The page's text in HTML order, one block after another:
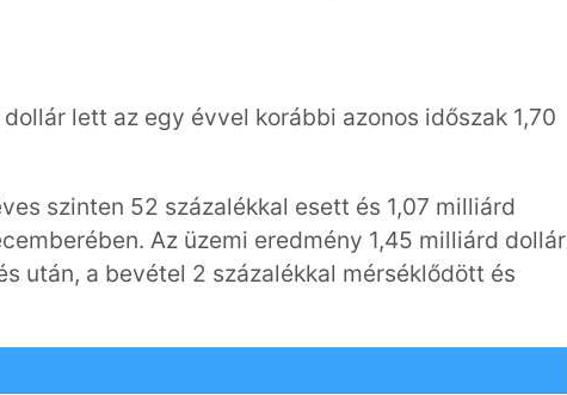
lett az egy évvel korábbi azonos időszak 1,70
szinten 52 százalékkal esett és 1,07 milliárd
Az üzemi eredmény 1,45 milliárd dollár
után, a bevétel 2 százalékkal mérséklődött és